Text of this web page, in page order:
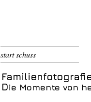
start schuss
Die Momente